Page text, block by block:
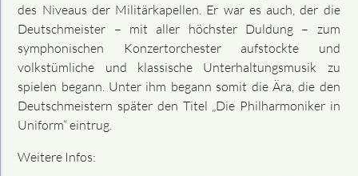
des Niveaus der Militärkapellen. Er war es auch, der die
Deutschmeister – mit aller höchster Duldung – zum
symphonischen Konzertorchester aufstockte und
volkstümliche und klassische Unterhaltungsmusik zu
spielen begann. Unter ihm begann somit die Ära, die den
Deutschmeistern später den Titel „Die Philharmoniker in
Uniform“ eintrug.
Weitere Infos: